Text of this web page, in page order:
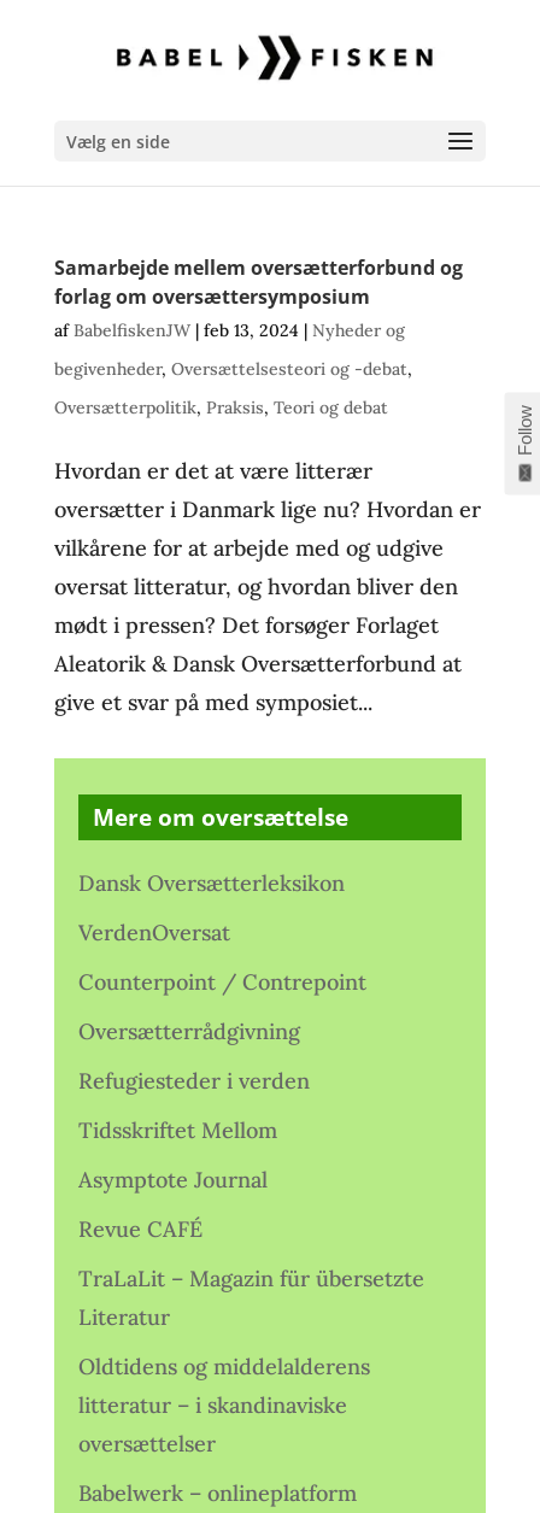
Vælg en side
Samarbejde mellem oversætterforbund og
forlag om oversættersymposium
afBabelfiskenJW| feb 13, 2024 | Nyheder og
begivenheder, Oversættelsesteori og -debat,
Oversætterpolitik, Praksis, Teori og debat
Hvordan er det at være litterær
oversætter i Danmark lige nu? Hvordan er
vilkårene for at arbejde med og udgive
oversat litteratur, og hvordan bliver den
mødt i pressen? Det forsøger Forlaget
Aleatorik & Dansk Oversætterforbund at
give et svar på med symposiet...
Mere om oversættelse
Dansk Oversætterleksikon
VerdenOversat
Counterpoint / Contrepoint
Oversætterrådgivning
Refugiesteder i verden
Tidsskriftet Mellom
Asymptote Journal
Revue CAFÉ
TraLaLit – Magazin für übersetzte
Literatur
Oldtidens og middelalderens
litteratur – i skandinaviske
oversættelser
Babelwerk – onlineplatform
Follow